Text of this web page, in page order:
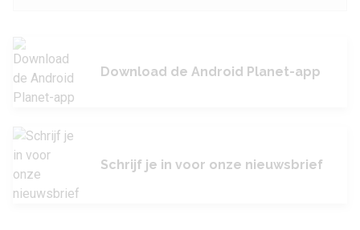
Download de Android Planet-app
Schrijf je in voor onze nieuwsbrief